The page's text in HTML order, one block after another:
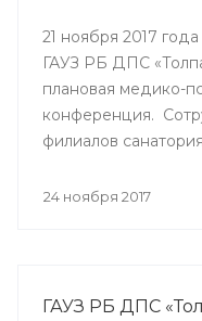
21 ноября 2017
ГАУЗ РБ ДПС
плановая медико-
конференция.
филиалов
учреждения и
24 ноября 2017
ГАУЗ РБ ДПС